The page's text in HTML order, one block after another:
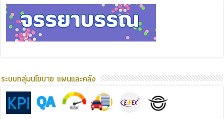
ระบบกลุ่มนโยบาย แผนและคลัง